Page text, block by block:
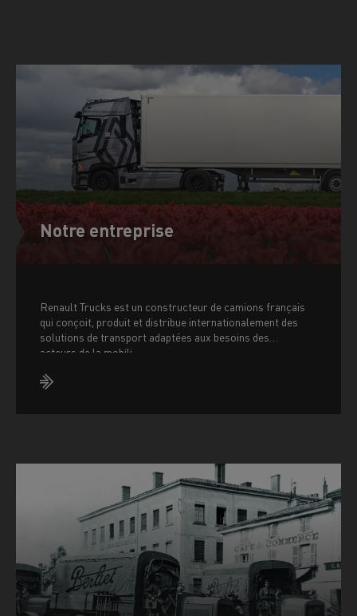
Notre entreprise
Renault Trucks est un constructeur de camions français
qui conçoit, produit et distribue internationalement des
solutions de transport adaptées aux besoins des
acteurs de la mobili